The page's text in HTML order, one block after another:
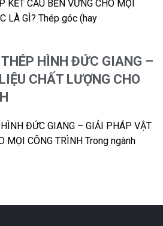
KẾT CẤU BỀN VỮNG CHO MỌI
LÀ GÌ? Thép góc (hay
HÌNH ĐỨC GIANG –
CHẤT LƯỢNG CHO
ĐỨC GIANG – GIẢI PHÁP VẬT
MỌI CÔNG TRÌNH Trong ngành